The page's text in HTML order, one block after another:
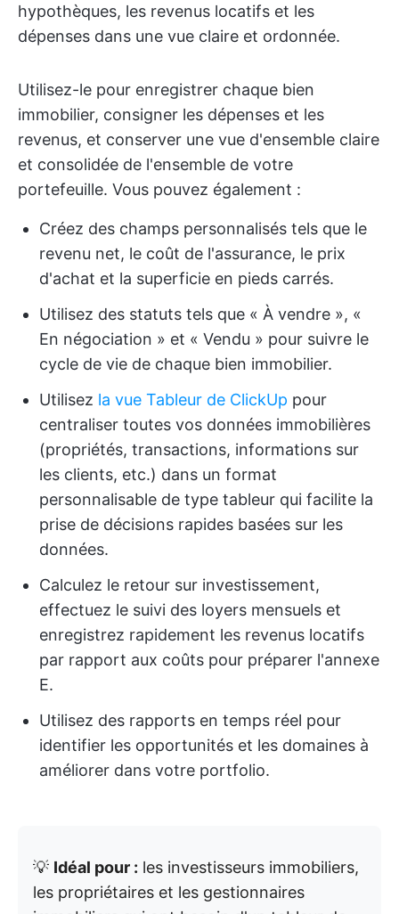
hypothèques, les revenus locatifs et les
dépenses dans une vue claire et ordonnée.
Utilisez-le pour enregistrer chaque bien
immobilier, consigner les dépenses et les
revenus, et conserver une vue d'ensemble claire
et consolidée de l'ensemble de votre
portefeuille. Vous pouvez également :
Créez des champs personnalisés tels que le
revenu net, le coût de l'assurance, le prix
d'achat et la superficie en pieds carrés.
Utilisez des statuts tels que « À vendre », «
En négociation » et « Vendu » pour suivre le
cycle de vie de chaque bien immobilier.
Utilisez la vue Tableur de ClickUp pour
centraliser toutes vos données immobilières
(propriétés, transactions, informations sur
les clients, etc.) dans un format
personnalisable de type tableur qui facilite la
prise de décisions rapides basées sur les
données.
Calculez le retour sur investissement,
effectuez le suivi des loyers mensuels et
enregistrez rapidement les revenus locatifs
par rapport aux coûts pour préparer l'annexe
E.
Utilisez des rapports en temps réel pour
identifier les opportunités et les domaines à
améliorer dans votre portfolio.
💡 Idéal pour : les investisseurs immobiliers,
les propriétaires et les gestionnaires